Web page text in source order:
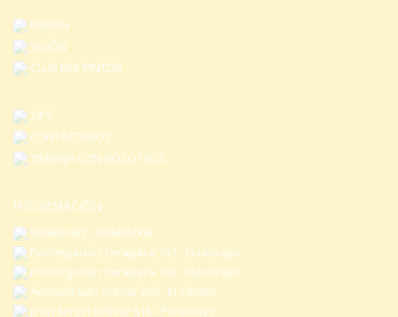
MISIÓN
VISIÓN
CLUB DEL PINTOR
TIPS
CONTÁCTANOS
TRABAJA CON NOSOTROS
INFORMACIÓN
950405007 / 950405008
Prolongación Tarapaca 157 - Huancayo
Prolongación Tarapaca 162 - Huancayo
Avenida Julio Sumar 250 - El Tambo
Jirón Simón Bolívar 615 - Pilcomayo